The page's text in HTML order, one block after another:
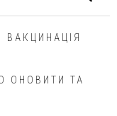
ВАКЦИНАЦІЯ
ОНОВИТИ ТА